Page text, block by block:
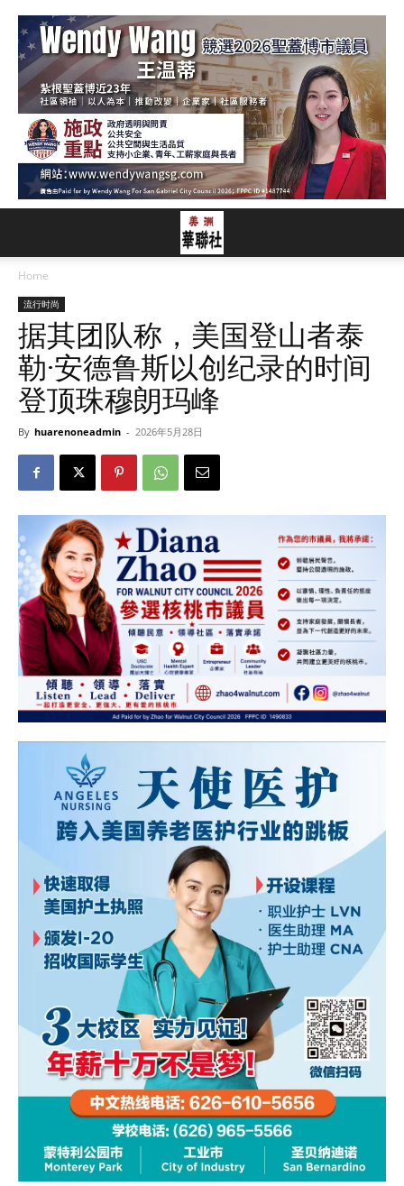
Home
流行时尚
据其团队称，美国登山者泰
勒·安德鲁斯以创纪录的时间
登顶珠穆朗玛峰
By huarenoneadmin - 2026年5月28日